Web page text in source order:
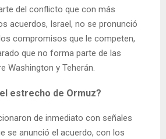
del conflicto que con más
acuerdos, Israel, no se pronunció
compromisos que le competen,
que no forma parte de las
Washington y Teherán.
estrecho de Ormuz?
de inmediato con señales
se anunció el acuerdo, con los